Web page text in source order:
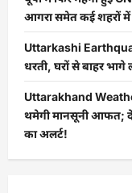
आगरा समेत कई शहरों में
Uttarkashi
धरती, घरों से बाहर भागे
Uttarakhand
थमेगी मानसूनी आफत;
का अलर्ट!